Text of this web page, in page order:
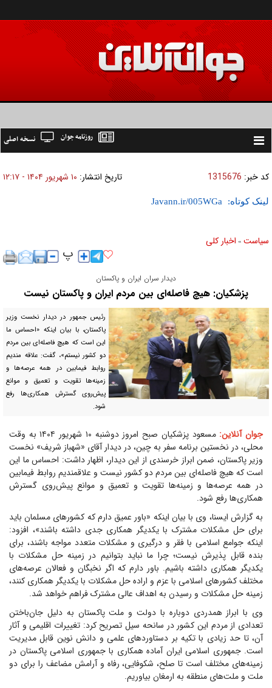
Toggle
نسخه اصلی روزنامه جوان
کد خبر: 1315676 تاریخ انتشار: ۱۰ شهريور ۱۴۰۴ - ۱۲:۱۷
لینک کوتاه:
سیاست » اخبار کلی
دیدار سران ایران و پاکستان
پزشکیان: هیچ فاصله‌ای بین مردم ایران و پاکستان نیست
رئیس جمهور در دیدار نخست وزیر
پاکستان، با بیان اینکه «احساس ما
این است که هیچ فاصله‌ای بین مردم
دو کشور نیستم»، گفت: علاقه مندیم
روابط فیمابین در همه عرصه‌ها و
زمینه‌ها تقویت و تعمیق و موانع
پیش‌روی گسترش همکاری‌ها رفع
شود.
جوان آنلاین:
مسعود پزشکیان صبح امروز دوشنبه ۱۰ شهریور ۱۴۰۴ به وقت
محلی، در نخستین برنامه سفر به چین، در دیدار آقای «شهباز شریف» نخست
وزیر پاکستان، ضمن ابراز خرسندی از این دیدار، اظهار داشت: احساس ما این
است که هیچ فاصله‌ای بین مردم دو کشور نیست و علاقمندیم روابط فیمابین
در همه عرصه‌ها و زمینه‌ها تقویت و تعمیق و موانع پیش‌روی گسترش
همکاری‌ها رفع شود.
به گزارش ایسنا، وی با بیان اینکه «باور عمیق دارم که کشورهای مسلمان باید
برای حل مشکلات مشترک با یکدیگر همکاری جدی داشته باشند»، افزود:
اینکه جوامع اسلامی با فقر و درگیری و مشکلات متعدد مواجه باشند، برای
بنده قابل پذیرش نیست؛ چرا ما نباید بتوانیم در زمینه حل مشکلات با
یکدیگر همکاری داشته باشیم. باور دارم که اگر نخبگان و فعالان عرصه‌های
مختلف کشورهای اسلامی با عزم و اراده حل مشکلات با یکدیگر همکاری کنند،
زمینه حل مشکلات و رسیدن به اهداف عالی مشترک فراهم خواهد شد.
وی با ابراز همدردی دوباره با دولت و ملت پاکستان به دلیل جان‌باختن
تعدادی از مردم این کشور در سانحه سیل تصریح کرد: تغییرات اقلیمی و آثار
آن، تا حد زیادی با تکیه بر دستاوردهای علمی و دانش نوین قابل مدیریت
است. جمهوری اسلامی ایران آماده همکاری با جمهوری اسلامی پاکستان در
زمینه‌های مختلف است تا صلح، شکوفایی، رفاه و آرامش مضاعف را برای دو
ملت و ملت‌های منطقه به ارمغان بیاوریم.